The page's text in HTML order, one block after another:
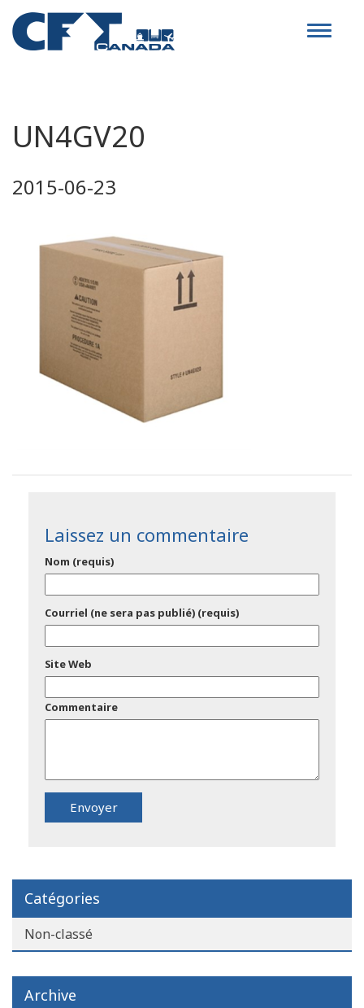
Toggle
UN4GV20
2015-06-23
Laissez un commentaire
Nom (requis)
Courriel (ne sera pas publié) (requis)
Site Web
Commentaire
Catégories
Non-classé
Archive